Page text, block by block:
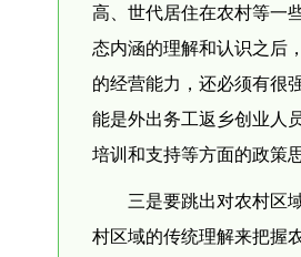
高、世代居住在农村等一
态内涵的理解和认识之后
的经营能力，还必须有很
能是外出务工返乡创业人
培训和支持等方面的政策
三是要跳出对农村区
村区域的传统理解来把握